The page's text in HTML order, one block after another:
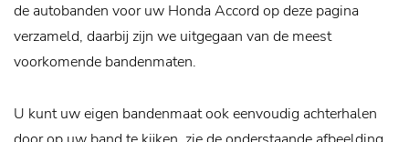
de autobanden voor uw Honda Accord op deze pagina
verzameld, daarbij zijn we uitgegaan van de meest
voorkomende bandenmaten.
U kunt uw eigen bandenmaat ook eenvoudig achterhalen